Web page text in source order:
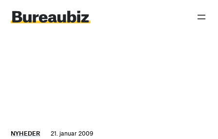
indhold
NYHEDER 21. januar 2009